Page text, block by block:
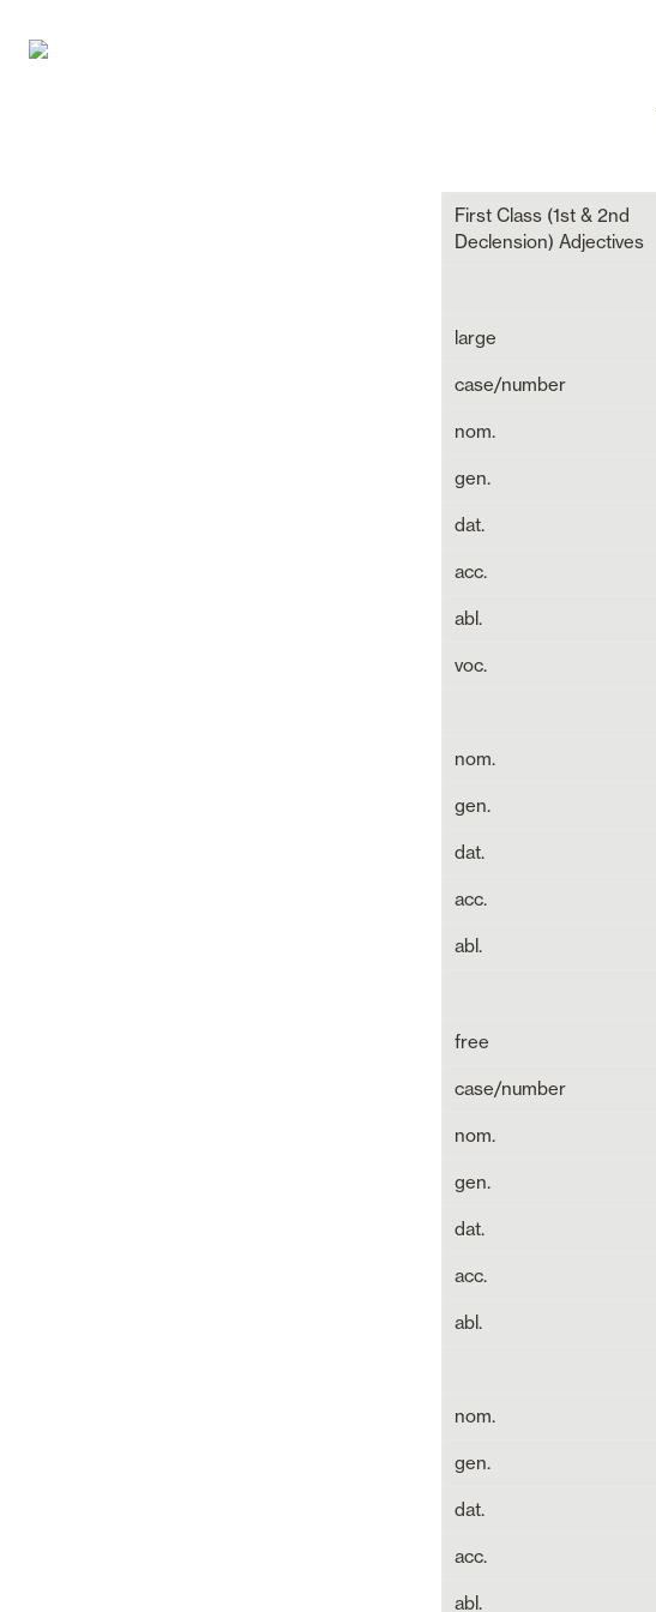
First Class (1st & 2nd
Declension) Adjectives
large
case/number
nom.
gen.
dat.
acc.
abl.
voc.
nom.
gen.
dat.
acc.
abl.
free
case/number
nom.
gen.
dat.
acc.
abl.
nom.
gen.
dat.
acc.
abl.